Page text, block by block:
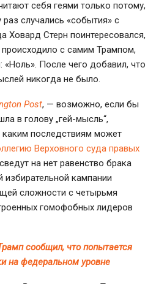
себя геями только потому,
случались «события» с
Ховард Стерн поинтересовался,
с самим Трампом,
«Ноль». После чего добавил, что
никогда не было.
Рost, — возможно, если бы
в голову „гей-мысль“,
последствиям может
Верховного суда правых
на нет равенство брака
кампании
сложности с четырьмя
гомофобных лидеров
сообщил, что попытается
на федеральном уровне